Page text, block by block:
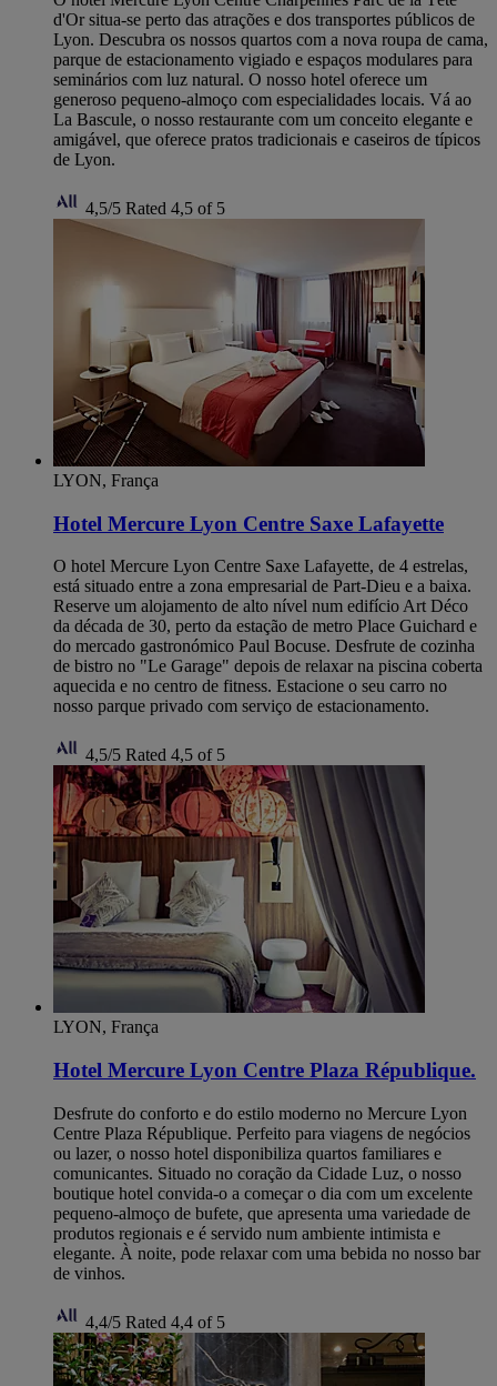
d'Or situa-se perto das atrações e dos transportes públicos de
Lyon. Descubra os nossos quartos com a nova roupa de cama,
parque de estacionamento vigiado e espaços modulares para
seminários com luz natural. O nosso hotel oferece um
generoso pequeno-almoço com especialidades locais. Vá ao
La Bascule, o nosso restaurante com um conceito elegante e
amigável, que oferece pratos tradicionais e caseiros de típicos
de Lyon.
4,5/5 Rated 4,5 of 5
LYON, França
Hotel Mercure Lyon Centre Saxe Lafayette
O hotel Mercure Lyon Centre Saxe Lafayette, de 4 estrelas,
está situado entre a zona empresarial de Part-Dieu e a baixa.
Reserve um alojamento de alto nível num edifício Art Déco
da década de 30, perto da estação de metro Place Guichard e
do mercado gastronómico Paul Bocuse. Desfrute de cozinha
de bistro no "Le Garage" depois de relaxar na piscina coberta
aquecida e no centro de fitness. Estacione o seu carro no
nosso parque privado com serviço de estacionamento.
4,5/5 Rated 4,5 of 5
LYON, França
Hotel Mercure Lyon Centre Plaza République.
Desfrute do conforto e do estilo moderno no Mercure Lyon
Centre Plaza République. Perfeito para viagens de negócios
ou lazer, o nosso hotel disponibiliza quartos familiares e
comunicantes. Situado no coração da Cidade Luz, o nosso
boutique hotel convida-o a começar o dia com um excelente
pequeno-almoço de bufete, que apresenta uma variedade de
produtos regionais e é servido num ambiente intimista e
elegante. À noite, pode relaxar com uma bebida no nosso bar
de vinhos.
4,4/5 Rated 4,4 of 5